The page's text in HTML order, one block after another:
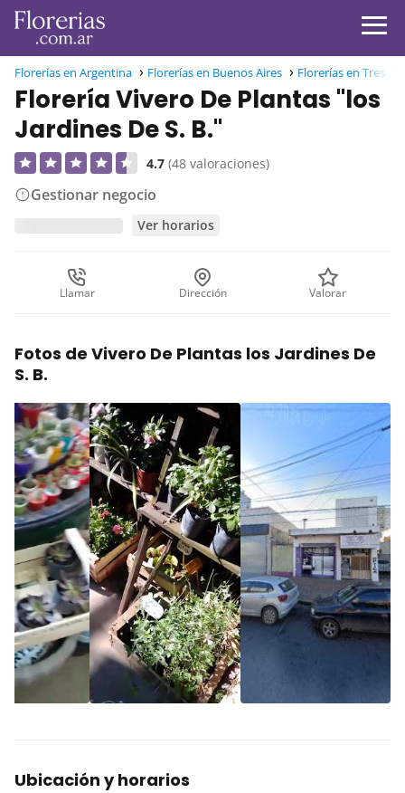
Florerías en Argentina Florerías en Buenos Aires Florerías en Tres
Florería Vivero De Plantas "los
Jardines De S. B."
4.7 (48 valoraciones)
Gestionar negocio
Ver horarios
Llamar Dirección Valorar
Fotos de Vivero De Plantas los Jardines De
S. B.
Ubicación y horarios